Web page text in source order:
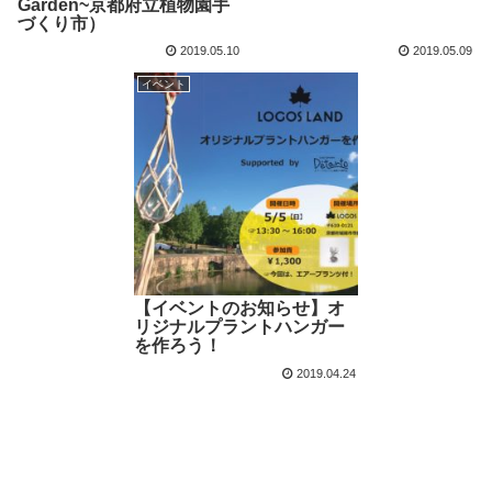
Garden~京都府立植物園手
づくり市）
2019.05.10 2019.05.09
イベント
【イベントのお知らせ】オ
リジナルプラントハンガー
を作ろう！
2019.04.24